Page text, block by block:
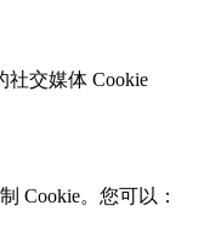
社交媒体 Cookie
Cookie。您可以：